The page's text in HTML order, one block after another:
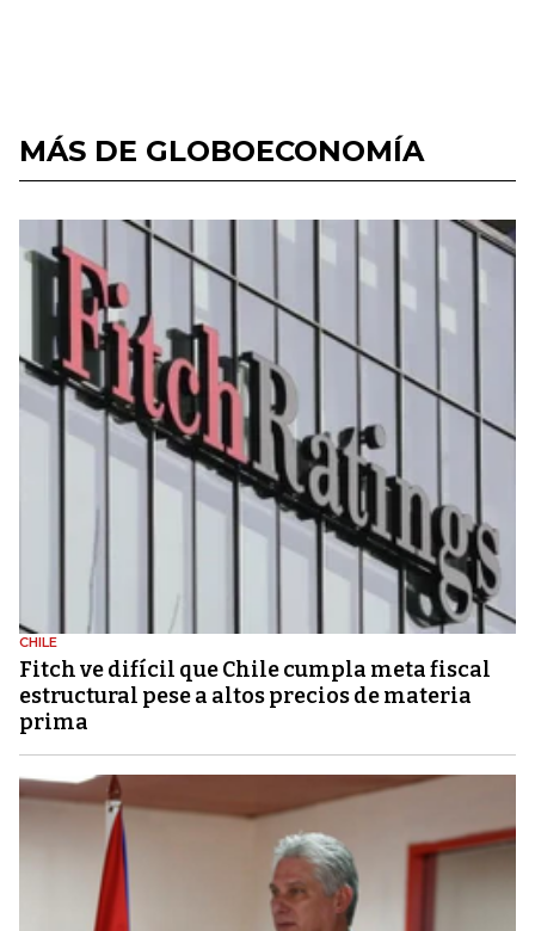
MÁS DE GLOBOECONOMÍA
CHILE
Fitch ve difícil que Chile cumpla meta fiscal
estructural pese a altos precios de materia
prima